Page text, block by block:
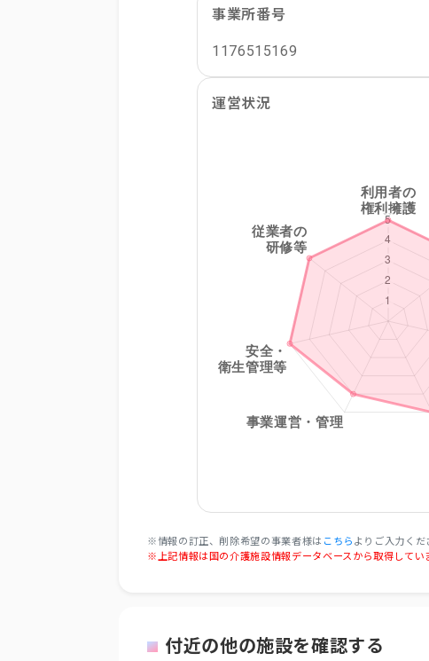
事業所番号
1176515169
運営状況
※情報の訂正、削除希望の事業者様は こちら よりご入力くだ
※上記情報は国の介護施設情報データベースから取得してい
付近の他の施設を確認する